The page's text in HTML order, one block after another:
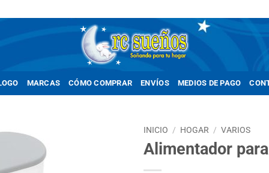
MARCAS CÓMO COMPRAR ENVÍOS MEDIOS DE PAGO
INICIO / HOGAR / VARIOS
Alimentador